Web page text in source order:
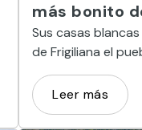
más bonito
Sus casas
de Frigiliana el
al encanto de su
Leer más